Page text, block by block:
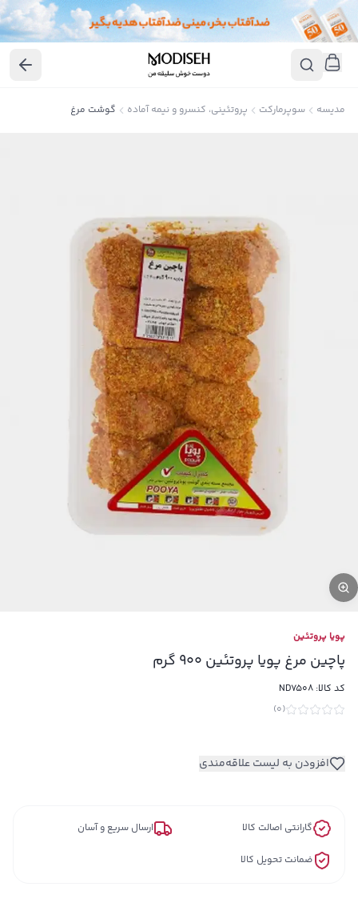
مدیسه سوپرمارکت پروتئینی، کنسرو و نیمه آماده گوشت مرغ
پویا پروتئین
پاچین مرغ پویا پروتئین 900 گرم
کد کالا: ND7508
(
0
)
افزودن به لیست علاقه‌مندی
گارانتی اصالت کالا ارسال سریع و آسان
ضمانت تحویل کالا